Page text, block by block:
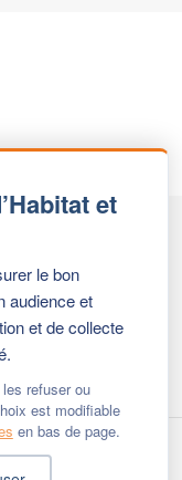
et
le bon
audience et
et de collecte
refuser ou
est modifiable
en bas de page.
& Humanisme